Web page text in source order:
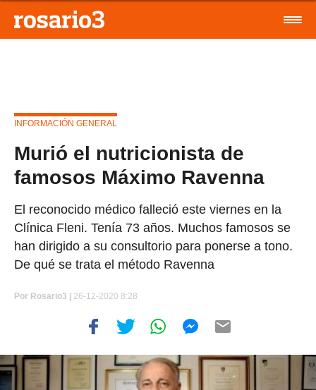
INFORMACIÓN GENERAL
Murió el nutricionista de
famosos Máximo Ravenna
El reconocido médico falleció este viernes en la
Clínica Fleni. Tenía 73 años. Muchos famosos se
han dirigido a su consultorio para ponerse a tono.
De qué se trata el método Ravenna
Por Rosario3 | 26-12-2020 8:28